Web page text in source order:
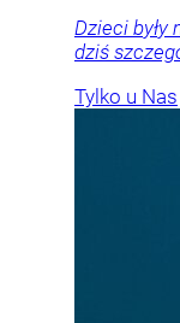
Dzieci
dziś
Tylko u Nas